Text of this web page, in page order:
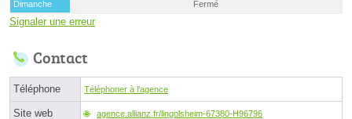
Dimanche
Fermé
Signaler une erreur
Contact
Téléphone Téléphoner à l'agence
Site web agence.allianz.fr/lingolsheim-67380-H96796